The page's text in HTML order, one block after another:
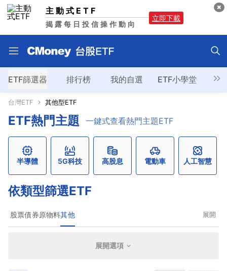
主動式ETF
揭露每日投信操作動向
立即下載
ETF篩選器 排行榜 我的自選 ETF小學堂
台灣ETF 其他型ETF
ETF熱門主題 一鍵式查看熱門主題ETF
半導體 5G科技 高股息 電動車 人工智慧
依類型篩選ETF
股票債券原物料其他
展開選項